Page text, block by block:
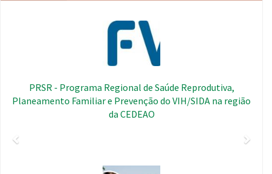
Imagem
PRSR - Programa Regional de Saúde Reprodutiva,
Planeamento Familiar e Prevenção do VIH/SIDA na região
da CEDEAO
Imagem